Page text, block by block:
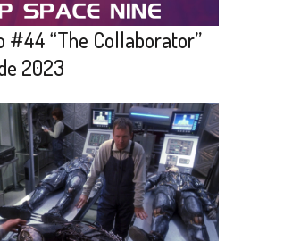
#44 “The Collaborator”
2023